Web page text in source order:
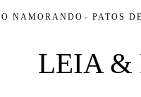
NAMORANDO PATOS
LEIA &